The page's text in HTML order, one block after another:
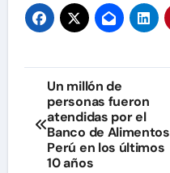
Navegación
de
entradas
Un millón de
personas fueron
atendidas por el
Banco de Alimentos
Perú en los últimos
10 años